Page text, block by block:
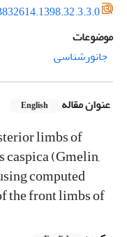
موضوعات
جانورشناسی
عنوان مقاله English
limbs of
caspica (Gmelin,
computed
the front limbs of